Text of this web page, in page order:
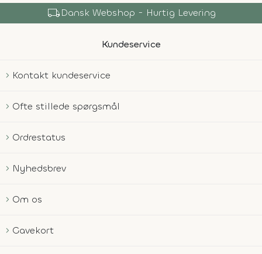
local_shippingDansk Webshop - Hurtig Levering
Kundeservice
Kontakt kundeservice
Ofte stillede spørgsmål
Ordrestatus
Nyhedsbrev
Om os
Gavekort